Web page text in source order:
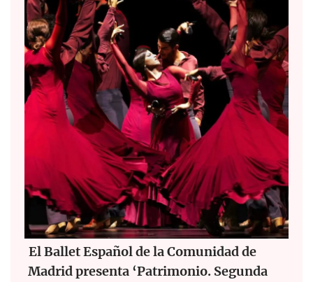
El Ballet Español de la Comunidad de
Madrid presenta ‘Patrimonio. Segunda